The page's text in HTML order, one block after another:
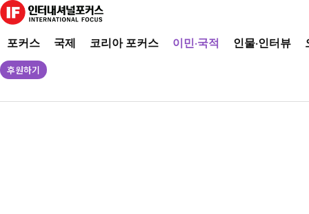
포커스 국제 코리아 포커스 이민·국적 인물·인터뷰
후원하기